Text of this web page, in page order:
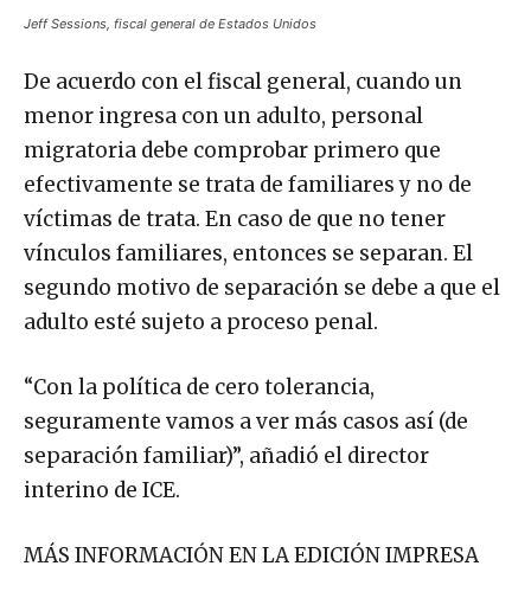
Jeff Sessions, fiscal general de Estados Unidos
De acuerdo con el fiscal general, cuando un
menor ingresa con un adulto, personal
migratoria debe comprobar primero que
efectivamente se trata de familiares y no de
víctimas de trata. En caso de que no tener
vínculos familiares, entonces se separan. El
segundo motivo de separación se debe a que el
adulto esté sujeto a proceso penal.
“Con la política de cero tolerancia,
seguramente vamos a ver más casos así (de
separación familiar)”, añadió el director
interino de ICE.
MÁS INFORMACIÓN EN LA EDICIÓN IMPRESA